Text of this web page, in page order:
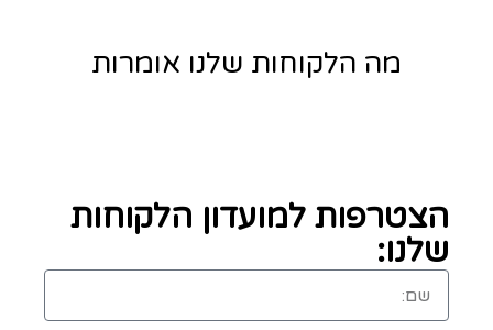
מה הלקוחות שלנו אומרות
הצטרפות למועדון הלקוחות
שלנו: